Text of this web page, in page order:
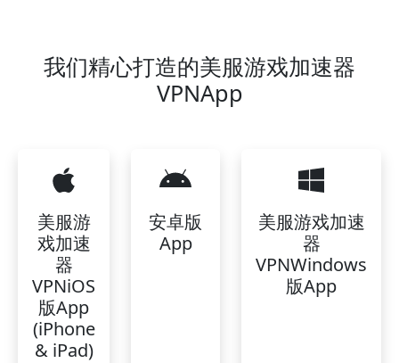
我们精心打造的美服游戏加速器
VPNApp
美服游
戏加速
器
VPNiOS
版App
(iPhone
& iPad)
安卓版
App
美服游戏加速
器
VPNWindows
版App